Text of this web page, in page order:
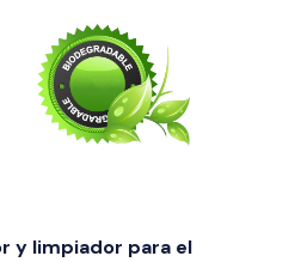
y limpiador para el